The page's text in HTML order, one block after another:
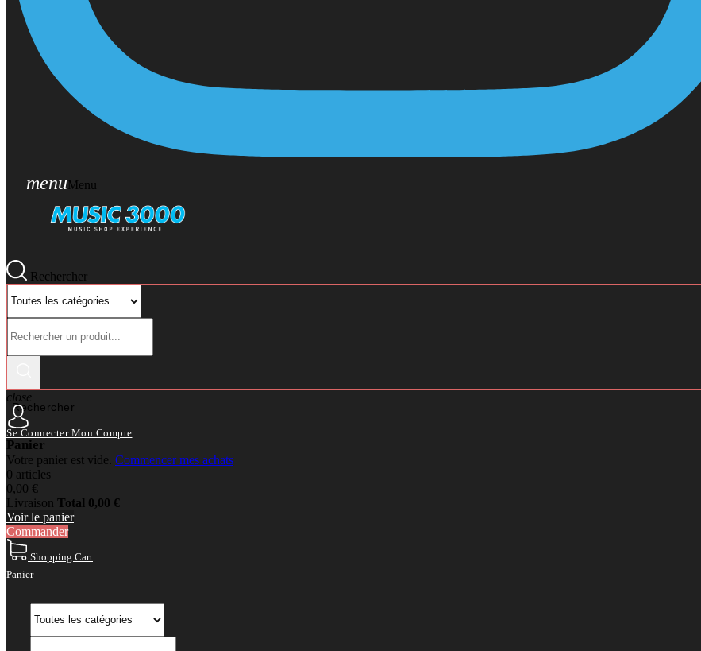
menuMenu
Rechercher
Rechercher
close
Se Connecter Mon Compte
Panier
Votre panier est vide. Commencer mes achats
0 articles
0,00 €
Livraison Total 0,00 €
Voir le panier
Commander
Shopping Cart
Panier